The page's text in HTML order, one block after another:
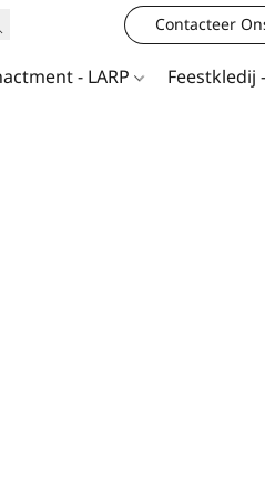
Contacteer
- LARP Feestkledij